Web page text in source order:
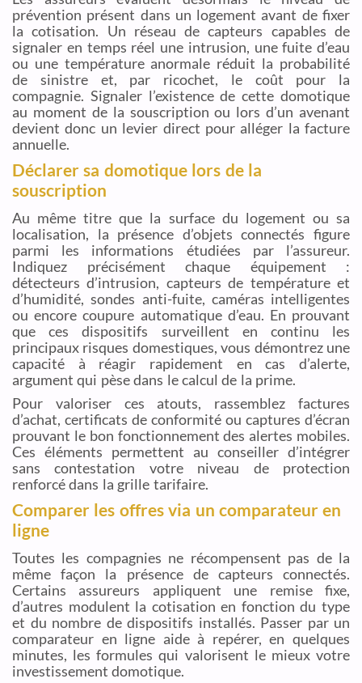
prévention présent dans un logement avant de fixer
la cotisation. Un réseau de capteurs capables de
signaler en temps réel une intrusion, une fuite d’eau
ou une température anormale réduit la probabilité
de sinistre et, par ricochet, le coût pour la
compagnie. Signaler l’existence de cette domotique
au moment de la souscription ou lors d’un avenant
devient donc un levier direct pour alléger la facture
annuelle.
Déclarer sa domotique lors de la
souscription
Au même titre que la surface du logement ou sa
localisation, la présence d’objets connectés figure
parmi les informations étudiées par l’assureur.
Indiquez précisément chaque équipement :
détecteurs d’intrusion, capteurs de température et
d’humidité, sondes anti-fuite, caméras intelligentes
ou encore coupure automatique d’eau. En prouvant
que ces dispositifs surveillent en continu les
principaux risques domestiques, vous démontrez une
capacité à réagir rapidement en cas d’alerte,
argument qui pèse dans le calcul de la prime.
Pour valoriser ces atouts, rassemblez factures
d’achat, certificats de conformité ou captures d’écran
prouvant le bon fonctionnement des alertes mobiles.
Ces éléments permettent au conseiller d’intégrer
sans contestation votre niveau de protection
renforcé dans la grille tarifaire.
Comparer les offres via un comparateur en
ligne
Toutes les compagnies ne récompensent pas de la
même façon la présence de capteurs connectés.
Certains assureurs appliquent une remise fixe,
d’autres modulent la cotisation en fonction du type
et du nombre de dispositifs installés. Passer par un
comparateur en ligne aide à repérer, en quelques
minutes, les formules qui valorisent le mieux votre
investissement domotique.